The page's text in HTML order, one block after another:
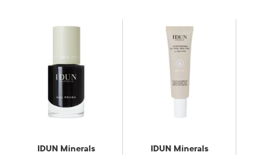
IDUN Minerals IDUN Minerals